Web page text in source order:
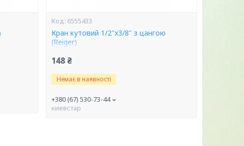
6555433
Кран кутовий 1/2"x3/8" з цангою
(Reiger)
148 ₴
Немає в наявності
+380 (67) 530-73-44
киевстар